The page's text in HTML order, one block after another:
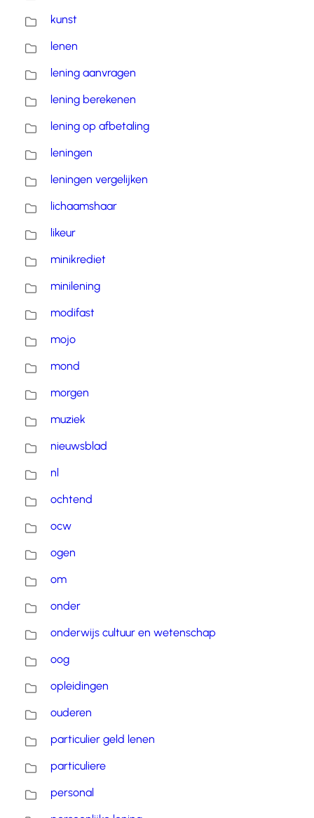
kunst
lenen
lening aanvragen
lening berekenen
lening op afbetaling
leningen
leningen vergelijken
lichaamshaar
likeur
minikrediet
minilening
modifast
mojo
mond
morgen
muziek
nieuwsblad
nl
ochtend
ocw
ogen
om
onder
onderwijs cultuur en wetenschap
oog
opleidingen
ouderen
particulier geld lenen
particuliere
personal